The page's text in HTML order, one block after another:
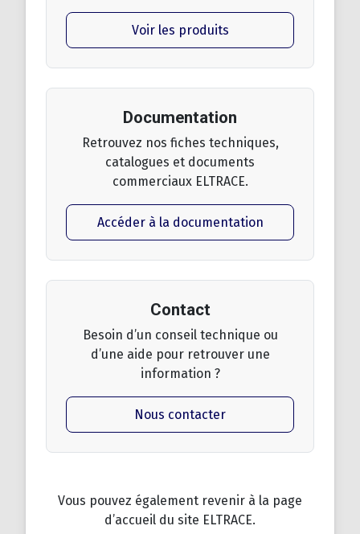
Voir les produits
Documentation
Retrouvez nos fiches techniques,
catalogues et documents
commerciaux ELTRACE.
Accéder à la documentation
Contact
Besoin d’un conseil technique ou
d’une aide pour retrouver une
information ?
Nous contacter
Vous pouvez également revenir à la page
d’accueil du site ELTRACE.